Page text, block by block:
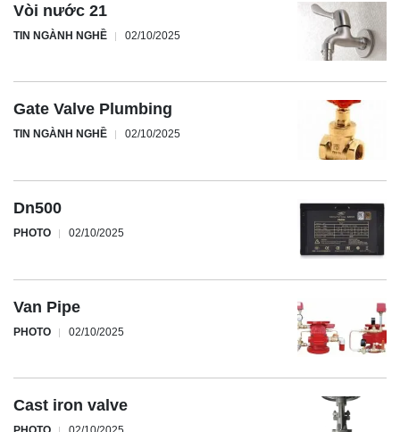
Vòi nước 21
TIN NGÀNH NGHỀ 02/10/2025
Gate Valve Plumbing
TIN NGÀNH NGHỀ 02/10/2025
Dn500
PHOTO 02/10/2025
Van Pipe
PHOTO 02/10/2025
Cast iron valve